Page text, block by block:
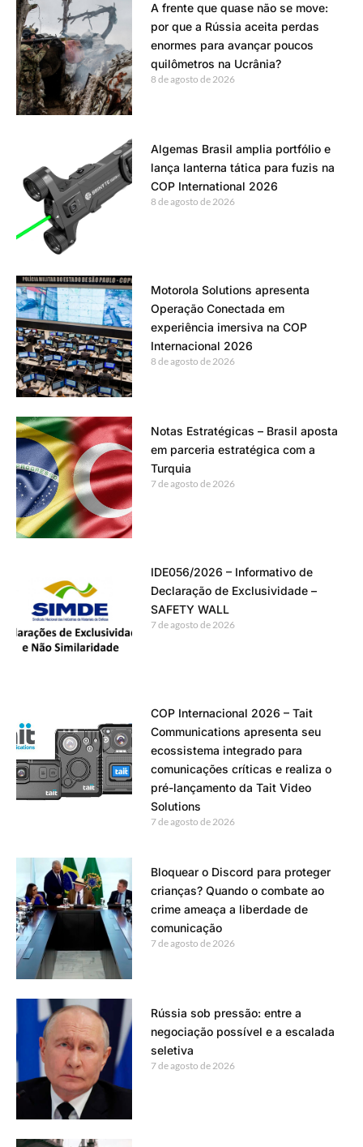
A frente que quase não se move:
por que a Rússia aceita perdas
enormes para avançar poucos
quilômetros na Ucrânia?
8 de agosto de 2026
Algemas Brasil amplia portfólio e
lança lanterna tática para fuzis na
COP International 2026
8 de agosto de 2026
Motorola Solutions apresenta
Operação Conectada em
experiência imersiva na COP
Internacional 2026
8 de agosto de 2026
Notas Estratégicas – Brasil aposta
em parceria estratégica com a
Turquia
7 de agosto de 2026
IDE056/2026 – Informativo de
Declaração de Exclusividade –
SAFETY WALL
7 de agosto de 2026
COP Internacional 2026 – Tait
Communications apresenta seu
ecossistema integrado para
comunicações críticas e realiza o
pré-lançamento da Tait Video
Solutions
7 de agosto de 2026
Bloquear o Discord para proteger
crianças? Quando o combate ao
crime ameaça a liberdade de
comunicação
7 de agosto de 2026
Rússia sob pressão: entre a
negociação possível e a escalada
seletiva
7 de agosto de 2026